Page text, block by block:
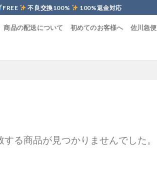
FREE 不良交換100% 100%返金対応
商品の配送について 初めてのお客様へ 佐川急便
する商品が見つかりませんでした。